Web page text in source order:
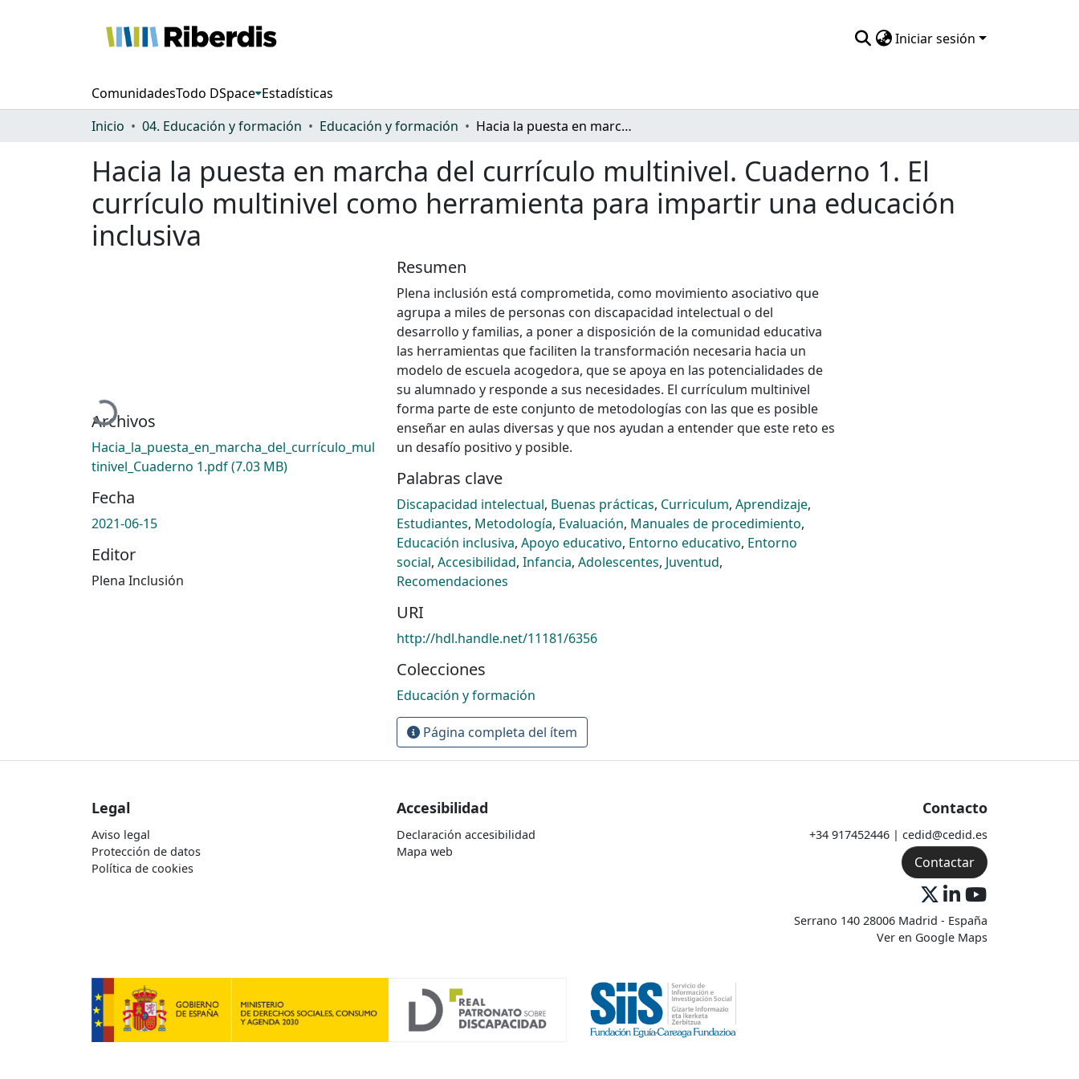
Iniciar sesión
ComunidadesTodo DSpace Estadísticas
Inicio
04. Educación y formación Educación y formación Hacia la puesta en marcha del currículo multinivel. Cuaderno 1. El currículo multinivel como herramienta para impartir una educación inclusiva
Hacia la puesta en marcha del currículo multinivel. Cuaderno 1. El
currículo multinivel como herramienta para impartir una educación
inclusiva
Cargando...
Archivos
Hacia_la_puesta_en_marcha_del_currículo_mul
tinivel_Cuaderno 1.pdf(7.03 MB)
Fecha
2021-06-15
Editor
Plena Inclusión
Resumen
Plena inclusión está comprometida, como movimiento asociativo que
agrupa a miles de personas con discapacidad intelectual o del
desarrollo y familias, a poner a disposición de la comunidad educativa
las herramientas que faciliten la transformación necesaria hacia un
modelo de escuela acogedora, que se apoya en las potencialidades de
su alumnado y responde a sus necesidades. El currículum multinivel
forma parte de este conjunto de metodologías con las que es posible
enseñar en aulas diversas y que nos ayudan a entender que este reto es
un desafío positivo y posible.
Palabras clave
Discapacidad intelectual, Buenas prácticas, Curriculum, Aprendizaje,
Estudiantes, Metodología, Evaluación, Manuales de procedimiento,
Educación inclusiva, Apoyo educativo, Entorno educativo, Entorno
social, Accesibilidad, Infancia, Adolescentes, Juventud,
Recomendaciones
URI
http://hdl.handle.net/11181/6356
Colecciones
Educación y formación
Página completa del ítem
Legal
Aviso legal
Protección de datos
Política de cookies
Accesibilidad
Declaración accesibilidad
Mapa web
Contacto
+34 917452446 | cedid@cedid.es
Contactar
Serrano 140 28006 Madrid - España
Ver en Google Maps